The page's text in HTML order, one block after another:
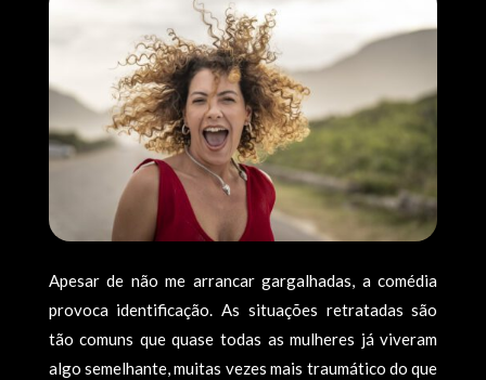
Apesar de não me arrancar gargalhadas, a comédia
provoca identificação. As situações retratadas são
tão comuns que quase todas as mulheres já viveram
algo semelhante, muitas vezes mais traumático do que